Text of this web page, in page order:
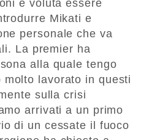
è voluta essere
Mikati e
personale che va
La premier ha
alla quale tengo
lavorato in questi
sulla crisi
arrivati a un primo
di un cessate il fuoco